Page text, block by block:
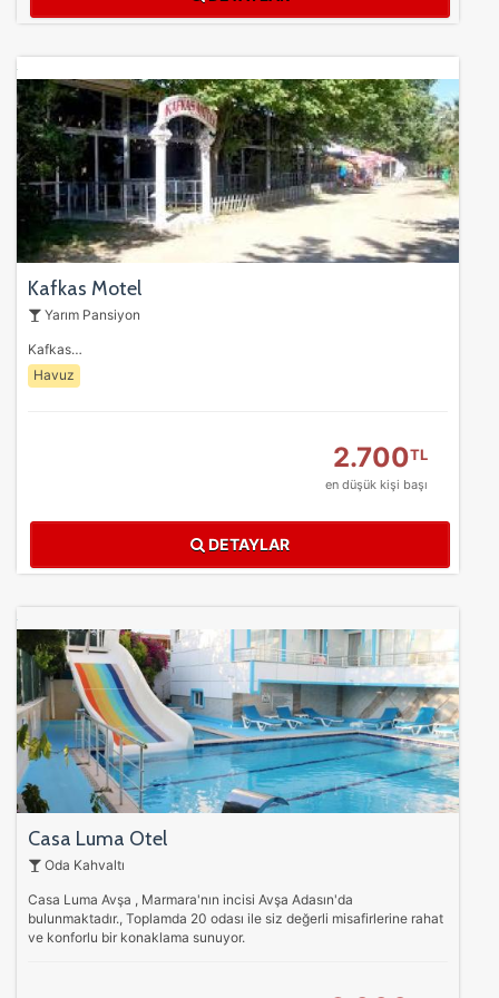
Size ve ilgi alanlarınıza uygun reklamlar göstermek için
kullanılır. Kapatırsanız reklamları görmeye devam
edersiniz, ancak daha az alakalı olabilirler.
Tercihleri Kaydet
Kafkas Motel
Yarım Pansiyon
Kafkas…
Havuz
2.700TL
en düşük kişi başı
DETAYLAR
Casa Luma Otel
Oda Kahvaltı
Casa Luma Avşa , Marmara'nın incisi Avşa Adasın'da
bulunmaktadır., Toplamda 20 odası ile siz değerli misafirlerine rahat
ve konforlu bir konaklama sunuyor.